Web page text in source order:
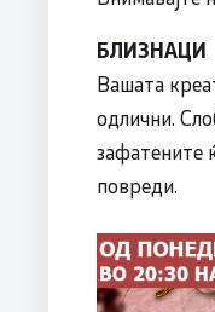
БЛИЗНАЦИ
Вашата
одлични.
зафатените
повреди.